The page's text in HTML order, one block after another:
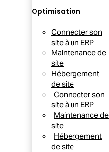
Optimisation
Connecter son
site à un ERP
Maintenance de
site
Hébergement
de site
Connecter son
site à un ERP
Maintenance de
site
Hébergement
de site